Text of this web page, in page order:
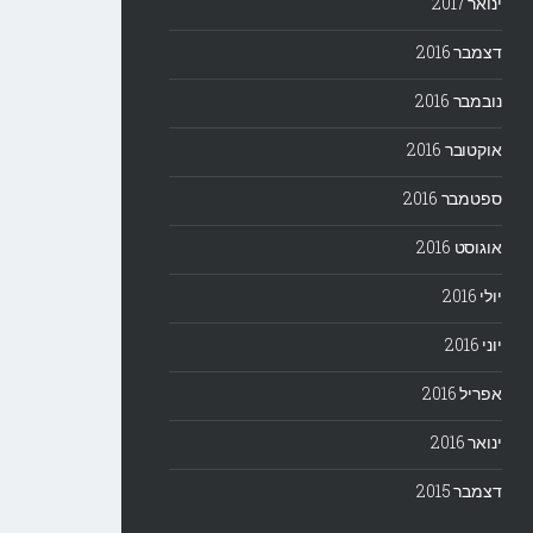
דצמבר 2016
נובמבר 2016
אוקטובר 2016
ספטמבר 2016
אוגוסט 2016
יולי 2016
יוני 2016
אפריל 2016
ינואר 2016
דצמבר 2015